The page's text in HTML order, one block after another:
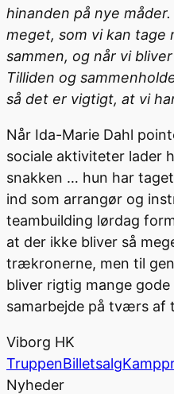
hinanden på nye
meget, som vi kan tage
sammen, og når vi
Tilliden og
så det er vigtigt, at vi
Når Ida-Marie Dahl
sociale aktiviteter lader
snakken … hun har
ind som arrangør og
teambuilding lørdag
at der ikke bliver så
trækronerne, men til
bliver rigtig mange
samarbejde på tværs af
Viborg HK
TruppenBilletsalg
Nyheder